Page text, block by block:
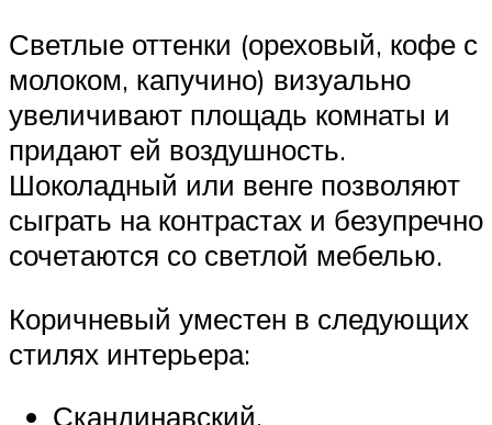
Светлые оттенки (ореховый, кофе с
молоком, капучино) визуально
увеличивают площадь комнаты и
придают ей воздушность.
Шоколадный или венге позволяют
сыграть на контрастах и безупречно
сочетаются со светлой мебелью.
Коричневый уместен в следующих
стилях интерьера:
Скандинавский.